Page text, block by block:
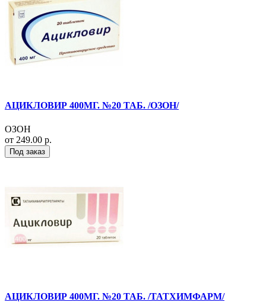
АЦИКЛОВИР 400МГ. №20 ТАБ. /ОЗОН/
ОЗОН
от 249.00 р.
Под заказ
АЦИКЛОВИР 400МГ. №20 ТАБ. /ТАТХИМФАРМ/